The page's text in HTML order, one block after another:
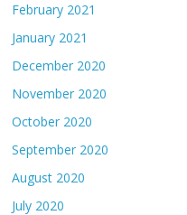
February 2021
January 2021
December 2020
November 2020
October 2020
September 2020
August 2020
July 2020